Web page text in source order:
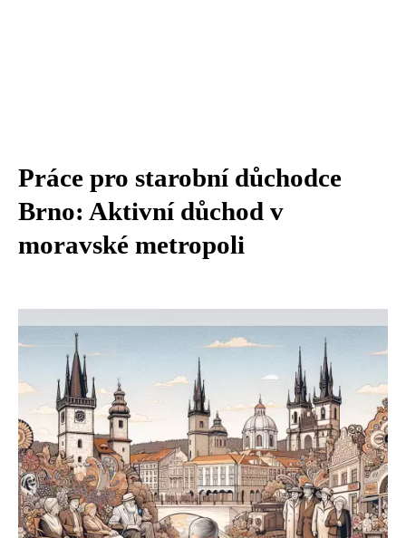
Práce pro starobní důchodce
Brno: Aktivní důchod v
moravské metropoli